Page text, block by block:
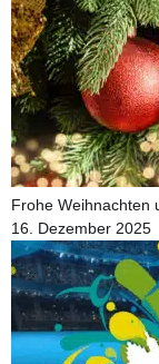
Frohe Weihnachten
16. Dezember 2025